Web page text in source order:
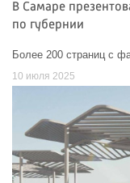
В Самаре
по губернии
Более 200 страниц с
10 июля 2025